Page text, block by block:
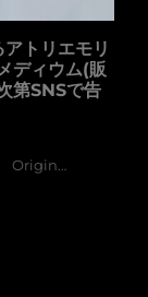
アトリエモリ
ディウム(販
第SNSで告
Art Materials Original Goods